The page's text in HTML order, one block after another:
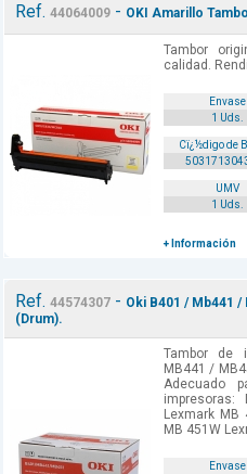
Ref. 44064009- OKI Amarillo
Tambor
calidad.
Envase
1 Uds.
Cï¿½digo de
UMV
1 Uds.
+ Información
Ref. 44574307- Oki B401 / Mb441
(Drum).
Tambor de
MB441 /
Adecuado
Lexmark MB
MB 451W
Envase